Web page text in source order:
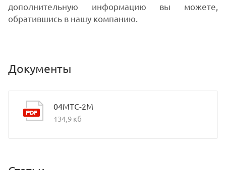
дополнительную информацию вы можете,
обратившись в нашу компанию.
Документы
04MTC-2M
134,9 кб